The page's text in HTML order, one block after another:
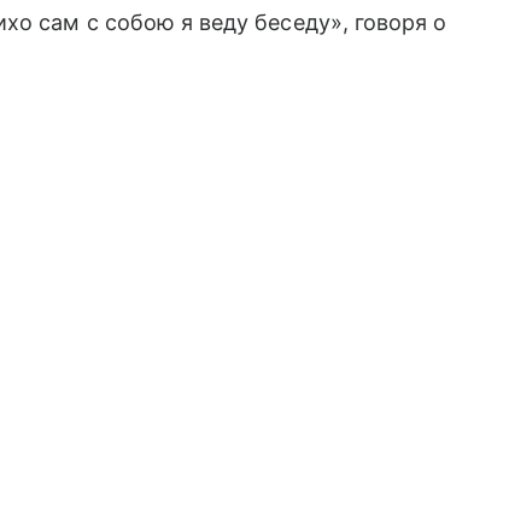
сам с собою я веду беседу», говоря о